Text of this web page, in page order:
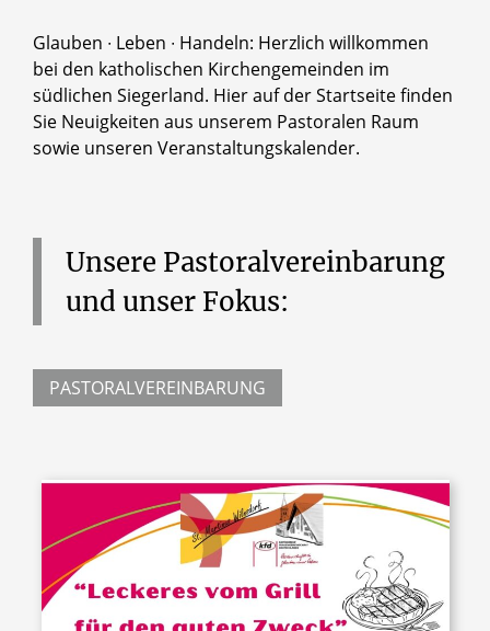
Glauben ∙ Leben ∙ Handeln: Herzlich willkommen
bei den katholischen Kirchengemeinden im
südlichen Siegerland. Hier auf der Startseite finden
Sie Neuigkeiten aus unserem Pastoralen Raum
sowie unseren Veranstaltungskalender.
Unsere Pastoralvereinbarung
und unser Fokus:
PASTORALVEREINBARUNG